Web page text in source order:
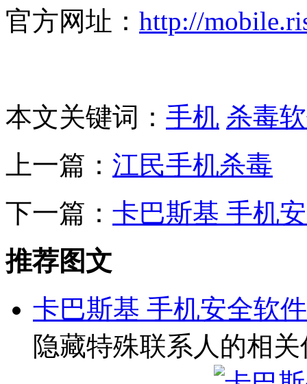
官方网址： http://
本文关键词： 手机 杀毒
上一篇： 江民手机杀毒
下一篇： 卡巴斯基 手机
推荐图文
卡巴斯基 手机安全软件
隐藏特殊联系人的相